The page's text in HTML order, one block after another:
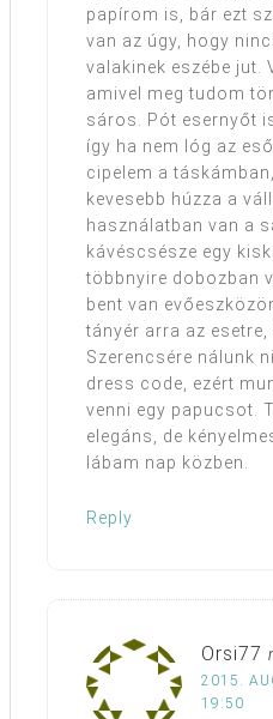
papírom is, bár ezt
van az úgy, hogy
valakinek eszébe jut.
amivel meg tudom
sáros. Pót esernyőt
így ha nem lóg az
cipelem a
kevesebb húzza a
használatban van a
kávéscsésze egy
többnyire dobozban
bent van
tányér arra az
Szerencsére nálunk
dress code, ezért
venni egy papucsot.
elegáns, de
lábam nap közben.
Reply
Orsi77
2015.
19:50